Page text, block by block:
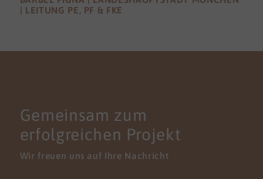
| LEITUNG PE, PF & FKE
Gemeinsam zum
erfolgreichen Projekt
Wir freuen uns auf Ihre Nachricht